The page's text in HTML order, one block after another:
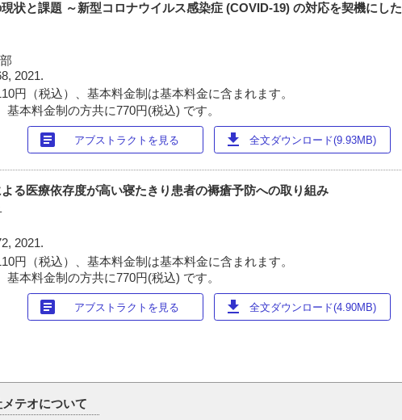
状と課題 ～新型コロナウイルス感染症 (COVID-19) の対応を契機にした
2021.
円（税込）、基本料金制は基本料金に含まれます。
本料金制の方共に770円(税込) です。
article アブストラクトを見る download 全文ダウンロード(9.93MB)
る医療依存度が高い寝たきり患者の褥瘡予防への取り組み
2021.
円（税込）、基本料金制は基本料金に含まれます。
本料金制の方共に770円(税込) です。
article アブストラクトを見る download 全文ダウンロード(4.90MB)
テオについて